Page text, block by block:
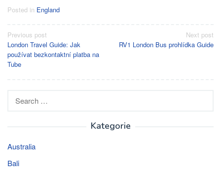
Posted in England
Post
navigation
Previous post
London Travel Guide: Jak
používat bezkontaktní platba na
Tube
Next post
RV1 London Bus prohlídka Guide
Kategorie
Australia
Bali